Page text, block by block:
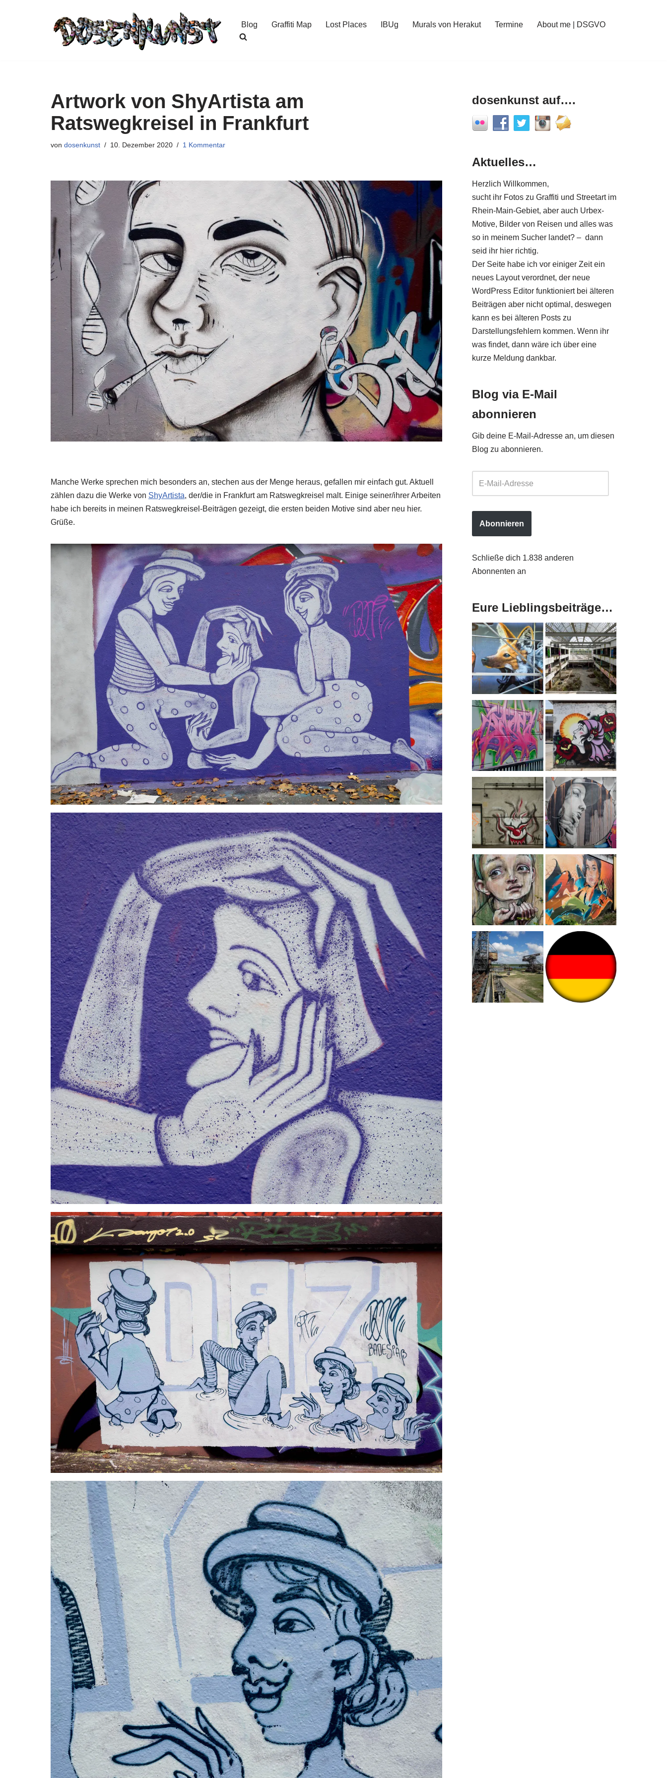
Blog Graffiti Map Lost Places IBUg Murals von Herakut Termine About me | DSGVO
Artwork von ShyArtista am
Ratswegkreisel in Frankfurt
von dosenkunst 10. Dezember 2020 1 Kommentar
Manche Werke sprechen mich besonders an, stechen aus der Menge heraus, gefallen mir einfach gut. Aktuell
zählen dazu die Werke von ShyArtista, der/die in Frankfurt am Ratswegkreisel malt. Einige seiner/ihrer Arbeiten
habe ich bereits in meinen Ratswegkreisel-Beiträgen gezeigt, die ersten beiden Motive sind aber neu hier.
Grüße.
dosenkunst auf….
Aktuelles…
Herzlich Willkommen,
sucht ihr Fotos zu Graffiti und Streetart im
Rhein-Main-Gebiet, aber auch Urbex-
Motive, Bilder von Reisen und alles was
so in meinem Sucher landet? – dann
seid ihr hier richtig.
Der Seite habe ich vor einiger Zeit ein
neues Layout verordnet, der neue
WordPress Editor funktioniert bei älteren
Beiträgen aber nicht optimal, deswegen
kann es bei älteren Posts zu
Darstellungsfehlern kommen. Wenn ihr
was findet, dann wäre ich über eine
kurze Meldung dankbar.
Blog via E-Mail
abonnieren
Gib deine E-Mail-Adresse an, um diesen
Blog zu abonnieren.
Abonnieren
Schließe dich 1.838 anderen
Abonnenten an
Eure Lieblingsbeiträge…